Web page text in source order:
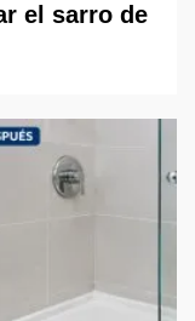
el sarro de